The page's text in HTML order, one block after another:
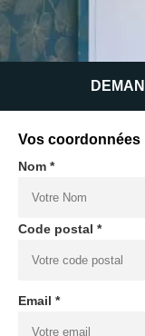
Vos coordonnées
Nom *
Code postal *
Email *